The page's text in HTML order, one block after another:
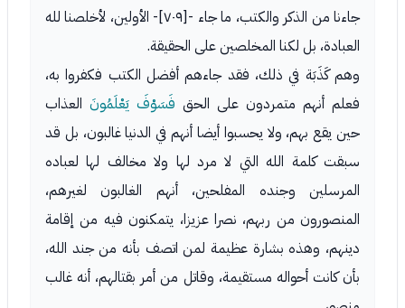
جاءنا من الذكر والكتب، ما جاء -[٧٠٩]- الأولين، لأخلصنا لله
العبادة، بل لكنا المخلصين على الحقيقة.
وهم كَذَبَة في ذلك، فقد جاءهم أفضل الكتب فكفروا به،
فعلم أنهم متمردون على الحق فَسَوْفَ يَعْلَمُونَ العذاب
حين يقع بهم، ولا يحسبوا أيضا أنهم في الدنيا غالبون، بل قد
سبقت كلمة الله التي لا مرد لها ولا مخالف لها لعباده
المرسلين وجنده المفلحين، أنهم الغالبون لغيرهم،
المنصورون من ربهم، نصرا عزيزا، يتمكنون فيه من إقامة
دينهم، وهذه بشارة عظيمة لمن اتصف بأنه من جند الله،
بأن كانت أحواله مستقيمة، وقاتل من أمر بقتالهم، أنه غالب